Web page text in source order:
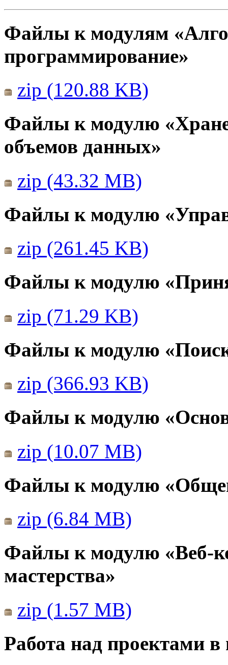
Файлы к модулям
программирование»
zip (120.88 KB)
Файлы к модулю
объемов данных»
zip (43.32 MB)
Файлы к модулю
zip (261.45 KB)
Файлы к модулю
zip (71.29 KB)
Файлы к модулю
zip (366.93 KB)
Файлы к модулю
zip (10.07 MB)
Файлы к модулю
zip (6.84 MB)
Файлы к модулю «Веб-
мастерства»
zip (1.57 MB)
Работа над проектами